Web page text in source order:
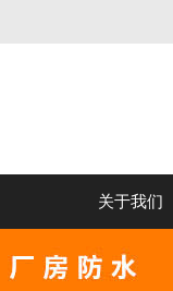
关于我们